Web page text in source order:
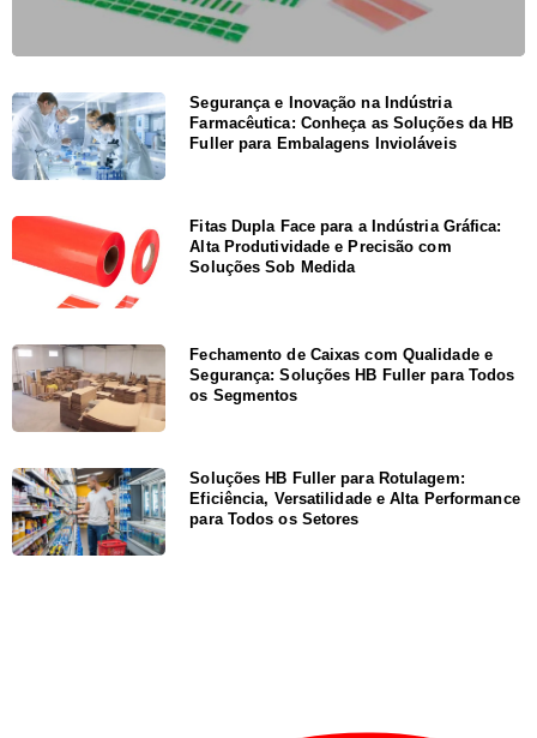
Segurança e Inovação na Indústria
Farmacêutica: Conheça as Soluções da HB
Fuller para Embalagens Invioláveis
Fitas Dupla Face para a Indústria Gráfica:
Alta Produtividade e Precisão com
Soluções Sob Medida
Fechamento de Caixas com Qualidade e
Segurança: Soluções HB Fuller para Todos
os Segmentos
Soluções HB Fuller para Rotulagem:
Eficiência, Versatilidade e Alta Performance
para Todos os Setores